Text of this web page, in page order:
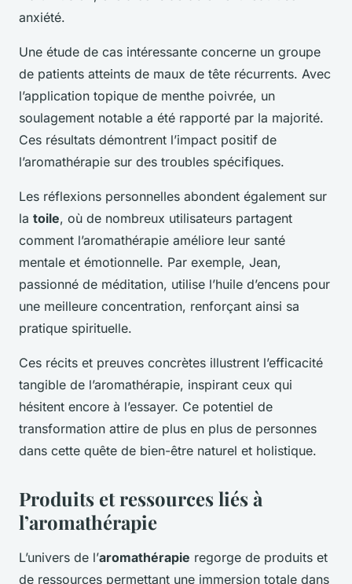
anxiété.
Une étude de cas intéressante concerne un groupe
de patients atteints de maux de tête récurrents. Avec
l’application topique de menthe poivrée, un
soulagement notable a été rapporté par la majorité.
Ces résultats démontrent l’impact positif de
l’aromathérapie sur des troubles spécifiques.
Les réflexions personnelles abondent également sur
la toile, où de nombreux utilisateurs partagent
comment l’aromathérapie améliore leur santé
mentale et émotionnelle. Par exemple, Jean,
passionné de méditation, utilise l’huile d’encens pour
une meilleure concentration, renforçant ainsi sa
pratique spirituelle.
Ces récits et preuves concrètes illustrent l’efficacité
tangible de l’aromathérapie, inspirant ceux qui
hésitent encore à l’essayer. Ce potentiel de
transformation attire de plus en plus de personnes
dans cette quête de bien-être naturel et holistique.
Produits et ressources liés à
l’aromathérapie
L’univers de l’aromathérapie regorge de produits et
de ressources permettant une immersion totale dans